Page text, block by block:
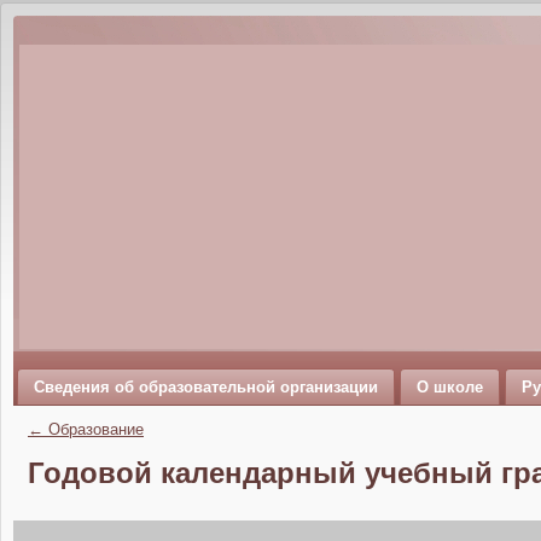
Сведения об образовательной организации О школе
← Образование
Годовой календарный учебный